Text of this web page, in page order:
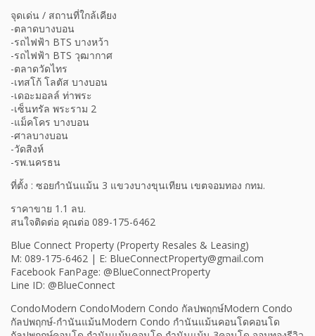
จุดเด่น / สถานที่ใกล้เคียง
-ตลาดบางบอน
-รถไฟฟ้า BTS บางหว้า
-รถไฟฟ้า BTS วุฒากาศ
-ตลาดวัดไทร
-เทสโก้ โลตัส บางบอน
-เดอะมอลล์ ท่าพระ
-เซ็นทรัล พระราม 2
-แม็คโคร บางบอน
-ศาลบางบอน
-วัดสิงห์
-รพ.นครธน
ที่ตั้ง : ซอยกำนันแม้น 3 แขวงบางขุนเทียน เขตจอมทอง กทม.
ราคาขาย 1.1 ลบ.
สนใจติดต่อ คุณต่อ 089-175-6462
Blue Connect Property (Property Resales & Leasing)
M: 089-175-6462 | E: BlueConnectProperty@gmail.com
Facebook FanPage: @BlueConnectProperty
Line ID: @BlueConnect
CondoModern CondoModern Condo กัลปพฤกษ์Modern Condo
กัลปพฤกษ์-กำนันแม้นModern Condo กำนันแม้นคอนโดคอนโด